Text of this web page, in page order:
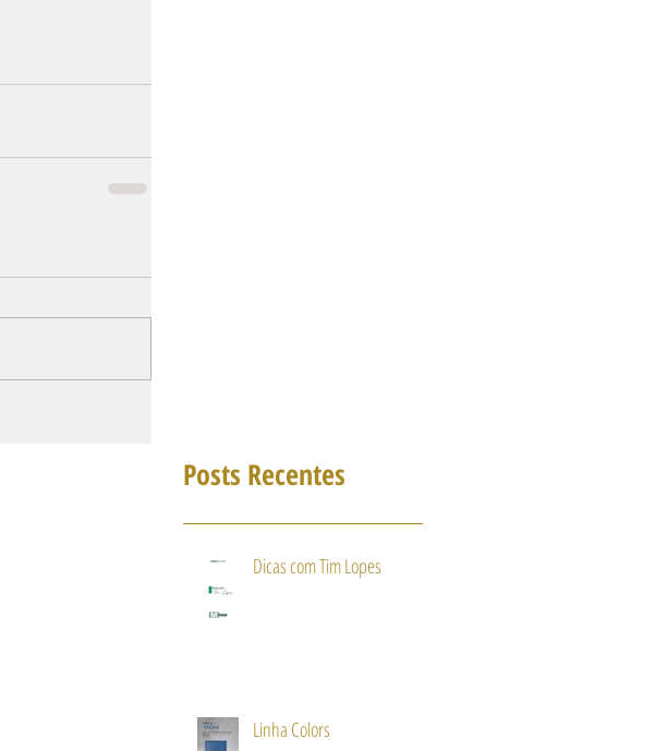
Posts Recentes
Dicas com Tim Lopes
Linha Colors